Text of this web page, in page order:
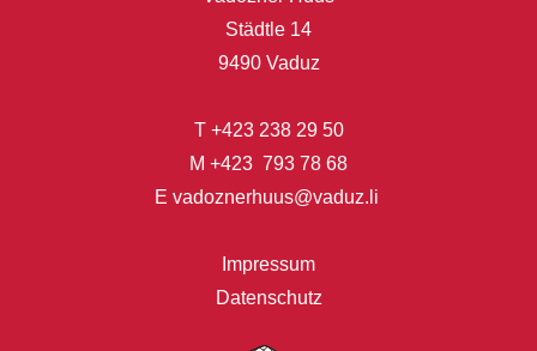
Städtle 14
9490 Vaduz
T +423 238 29 50
M +423 793 78 68
E vadoznerhuus@vaduz.li
Impressum
Datenschutz